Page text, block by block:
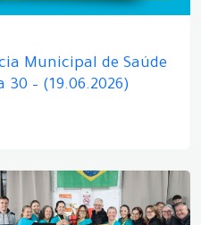
Municipal de Saúde
– (19.06.2026)